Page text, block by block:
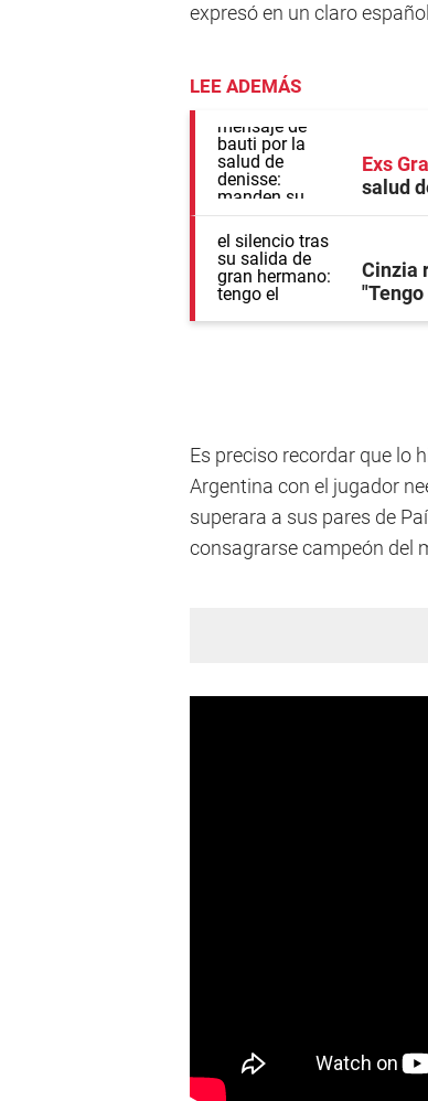
expresó en un claro
LEE ADEMÁS
Exs
salud
Cinzia
Es preciso recordar que lo
Argentina con el jugador
superara a sus pares de
consagrarse campeón del